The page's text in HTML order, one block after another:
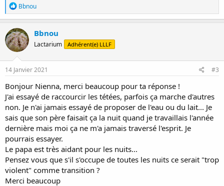
R
é
a
c
t
i
o
n
s
Bbnou
Bbnou
Lactarium Adhérent(e) LLLF
14 Janvier 2021 #3
Bonjour Nienna, merci beaucoup pour ta réponse !
J'ai essayé de raccourcir les tétées, parfois ça marche d'autres
non. Je n'ai jamais essayé de proposer de l'eau ou du lait... Je
sais que son père faisait ça la nuit quand je travaillais l'année
dernière mais moi ça ne m'a jamais traversé l'esprit. Je
pourrais essayer.
Le papa est très aidant pour les nuits...
Pensez vous que s'il s'occupe de toutes les nuits ce serait "trop
violent" comme transition ?
Merci beaucoup